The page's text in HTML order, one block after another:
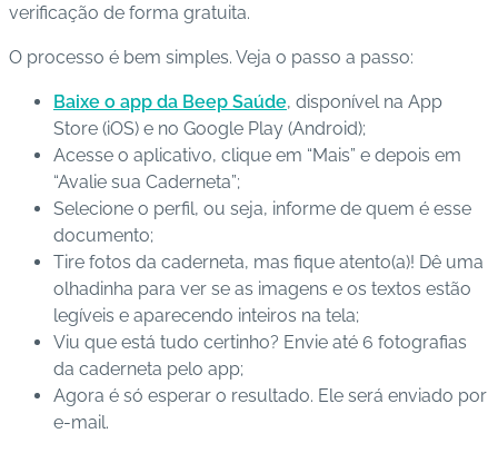
verificação de forma gratuita.
O processo é bem simples. Veja o passo a passo:
Baixe o app da Beep Saúde, disponível na App
Store (iOS) e no Google Play (Android);
Acesse o aplicativo, clique em “Mais” e depois em
“Avalie sua Caderneta”;
Selecione o perfil, ou seja, informe de quem é esse
documento;
Tire fotos da caderneta, mas fique atento(a)! Dê uma
olhadinha para ver se as imagens e os textos estão
legíveis e aparecendo inteiros na tela;
Viu que está tudo certinho? Envie até 6 fotografias
da caderneta pelo app;
Agora é só esperar o resultado. Ele será enviado por
e-mail.